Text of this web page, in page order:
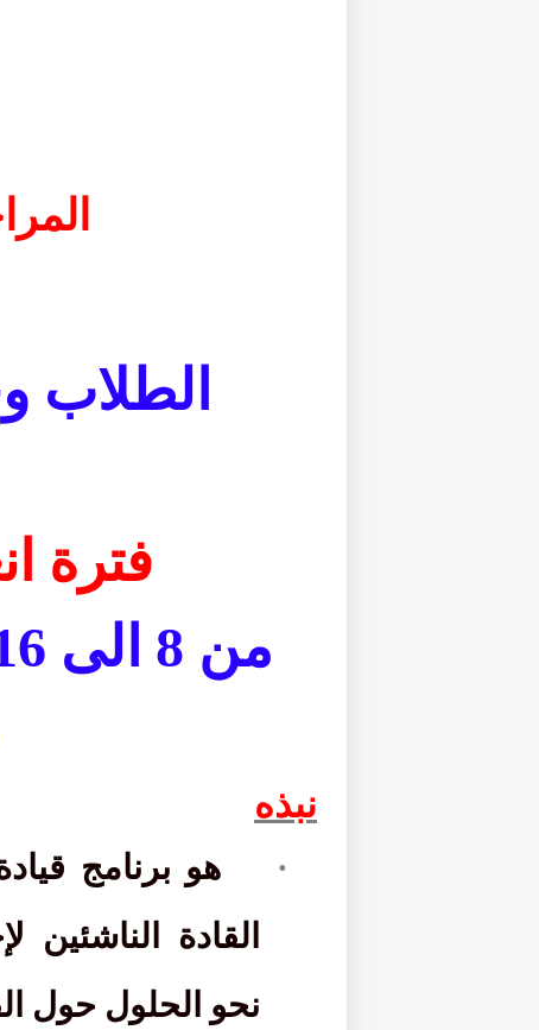
الطلاب
فترة
نبذه
·
هو برنامج
القادة
نحو الحلول حول